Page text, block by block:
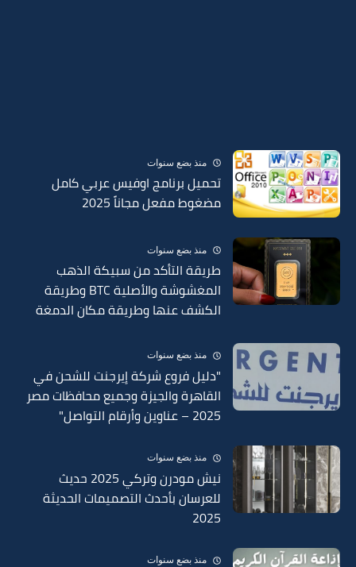
منذ بضع سنوات
تحميل برنامج اوفيس عربي كامل
مضغوط مفعل مجاناً 2025
منذ بضع سنوات
طريقة التأكد من سبيكة الذهب
المغشوشة والأصلية BTC وطريقة
الكشف عنها وطريقة مكان الدمغة
منذ بضع سنوات
"دليل فروع شركة إيرجنت للشحن في
القاهرة والجيزة وجميع محافظات مصر
2025 – عناوين وأرقام التواصل"
منذ بضع سنوات
نيش مودرن وتركي 2025 حديث
للعرسان بأحدث التصميمات الحديثة
2025
منذ بضع سنوات